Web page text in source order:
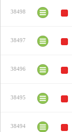
38498
38497
38496
38495
38494